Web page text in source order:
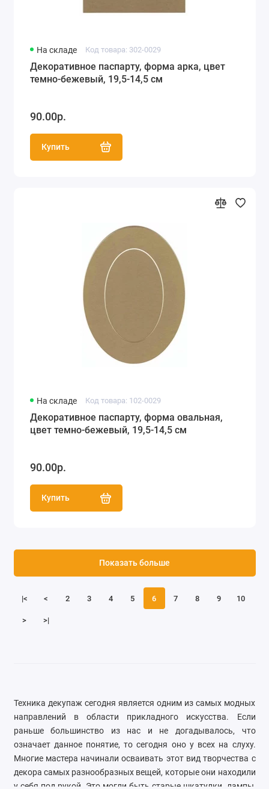
На складе Код товара: 302-0029
Декоративное паспарту, форма арка, цвет
темно-бежевый, 19,5-14,5 см
90.00р.
Купить
На складе Код товара: 102-0029
Декоративное паспарту, форма овальная,
цвет темно-бежевый, 19,5-14,5 см
90.00р.
Купить
|< < 2 3 4 5 6 7 8 9 10
> >|
Показать больше
Техника декупаж сегодня является одним из самых модных
направлений в области прикладного искусства. Если
раньше большинство из нас и не догадывалось, что
означает данное понятие, то сегодня оно у всех на слуху.
Многие мастера начинали осваивать этот вид творчества с
декора самых разнообразных вещей, которые они находили
у себя под рукой. Это могли быть старые шкатулки, лампы,